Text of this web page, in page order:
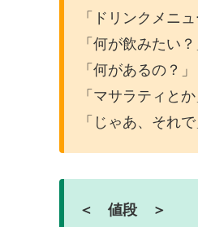
「ドリンクメニ
「何が飲みたい？
「何があるの？」
「マサラティとか
「じゃあ、それで
＜ 値段 ＞